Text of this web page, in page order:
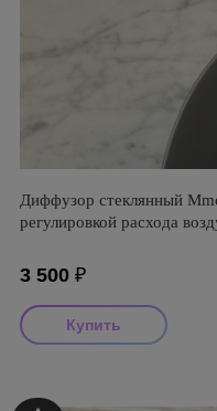
Диффузор стеклянный
регулировкой расхода
3 500 ₽